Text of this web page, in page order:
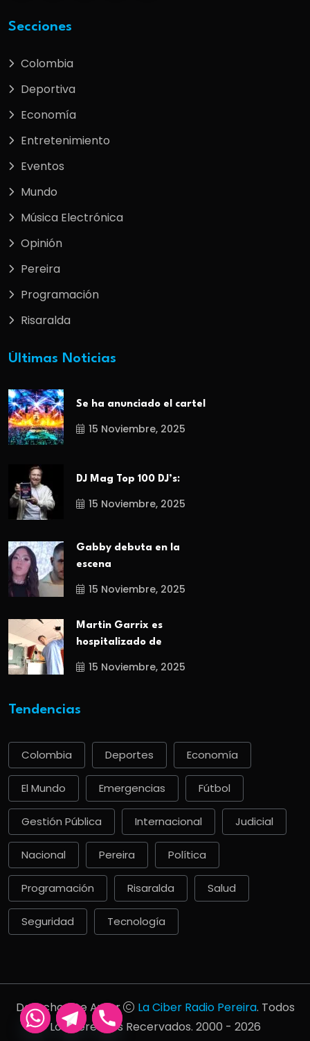
Secciones
Colombia
Deportiva
Economía
Entretenimiento
Eventos
Mundo
Música Electrónica
Opinión
Pereira
Programación
Risaralda
Últimas Noticias
Se ha anunciado el cartel
15 Noviembre, 2025
DJ Mag Top 100 DJ’s:
15 Noviembre, 2025
Gabby debuta en la
escena
15 Noviembre, 2025
Martin Garrix es
hospitalizado de
15 Noviembre, 2025
Tendencias
Colombia Deportes Economía
El Mundo Emergencias Fútbol
Gestión Pública Internacional Judicial
Nacional Pereira Política
Programación Risaralda Salud
Seguridad Tecnología
Derechos De Autor La Ciber Radio Pereira. Todos
Los Derechos Recervados. 2000 - 2026